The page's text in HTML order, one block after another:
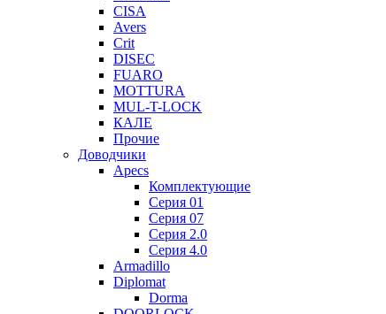
CISA
Avers
Crit
DISEC
FUARO
MOTTURA
MUL-T-LOCK
КАЛЕ
Прочие
Доводчики
Apecs
Комплектующие
Серия 01
Серия 07
Серия 2.0
Серия 4.0
Armadillo
Diplomat
Dorma